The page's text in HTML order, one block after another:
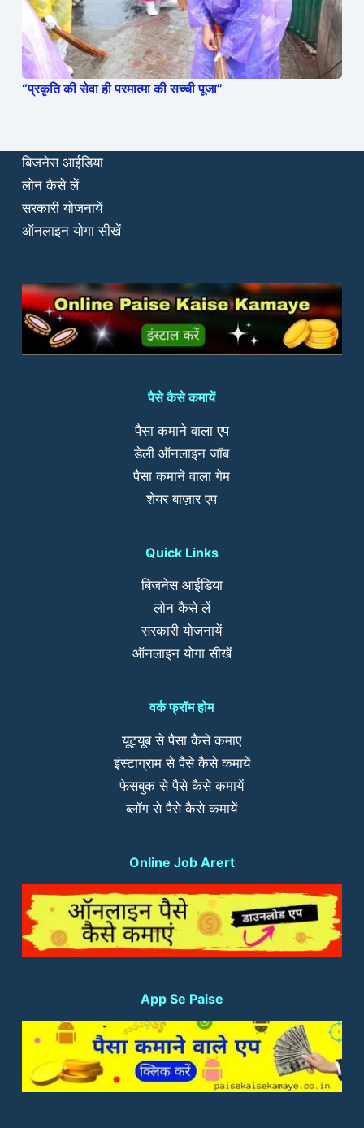
“प्रकृति की सेवा ही परमात्मा की सच्ची पूजा”
बिजनेस आईडिया
लोन कैसे लें
सरकारी योजनायें
ऑनलाइन योगा सीखें
पैसे कैसे कमायें
पैसा कमाने वाला एप
डेली ऑनलाइन जॉब
पैसा कमाने वाला गेम
शेयर बाज़ार एप
Quick Links
बिजनेस आईडिया
लोन कैसे लें
सरकारी योजनायें
ऑनलाइन योगा सीखें
वर्क फ्रॉम होम
यूट्यूब से पैसा कैसे कमाए
इंस्टाग्राम से पैसे कैसे कमायें
फेसबुक से पैसे कैसे कमायें
ब्लॉग से पैसे कैसे कमायें
Online Job Arert
App Se Paise